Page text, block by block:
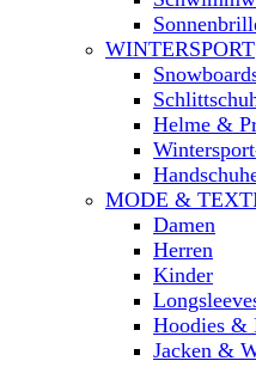
WINTERSPORT
Helme &
MODE &
Damen
Herren
Kinder
Hoodies &
Jacken &